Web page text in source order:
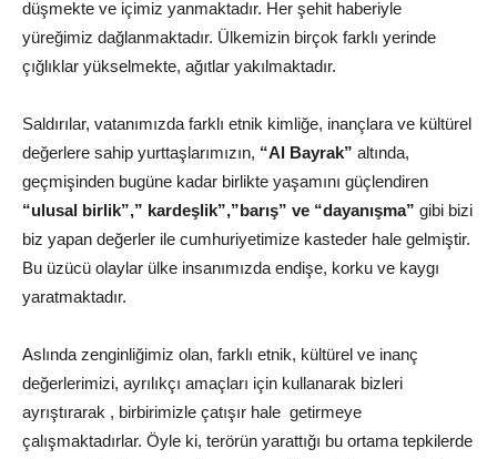
düşmekte ve içimiz yanmaktadır. Her şehit haberiyle
yüreğimiz dağlanmaktadır. Ülkemizin birçok farklı yerinde
çığlıklar yükselmekte, ağıtlar yakılmaktadır.
Saldırılar, vatanımızda farklı etnik kimliğe, inançlara ve kültürel
değerlere sahip yurttaşlarımızın, “Al Bayrak” altında,
geçmişinden bugüne kadar birlikte yaşamını güçlendiren
“ulusal birlik”,” kardeşlik”,”barış” ve “dayanışma” gibi bizi
biz yapan değerler ile cumhuriyetimize kasteder hale gelmiştir.
Bu üzücü olaylar ülke insanımızda endişe, korku ve kaygı
yaratmaktadır.
Aslında zenginliğimiz olan, farklı etnik, kültürel ve inanç
değerlerimizi, ayrılıkçı amaçları için kullanarak bizleri
ayrıştırarak , birbirimizle çatışır hale getirmeye
çalışmaktadırlar. Öyle ki, terörün yarattığı bu ortama tepkilerde